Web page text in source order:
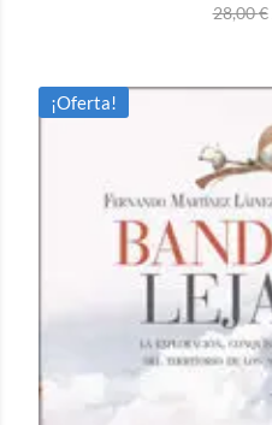
28,00€
¡Oferta!